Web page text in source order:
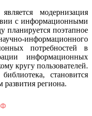
является модернизация
с информационными
планируется поэтапное
информационного
потребностей в
информационных
кругу пользователей.
становится
региона.